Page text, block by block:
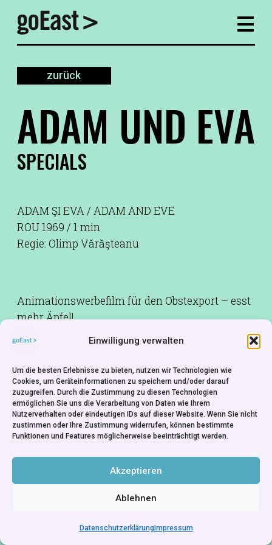
Einwilligung verwalten
Um die besten Erlebnisse zu bieten, nutzen wir Technologien wie
Cookies, um Geräteinformationen zu speichern und/oder darauf
zuzugreifen. Durch die Zustimmung zu diesen Technologien
ermöglichen Sie uns die Verarbeitung von Daten wie Ihrem
Nutzerverhalten oder eindeutigen IDs auf dieser Website. Wenn Sie nicht
zustimmen oder Ihre Zustimmung widerrufen, können bestimmte
Funktionen und Features möglicherweise beeinträchtigt werden.
Akzeptieren
Ablehnen
DatenschutzerklärungImpressum
zurück
ADAM UND EVA
SPECIALS
ADAM ŞI EVA / ADAM AND EVE
ROU 1969 / 1 min
Regie: Olimp Vărăşteanu
Animationswerbefilm für den Obstexport – esst
mehr Äpfel!
Produktionsfirma:Animafilm - Romania